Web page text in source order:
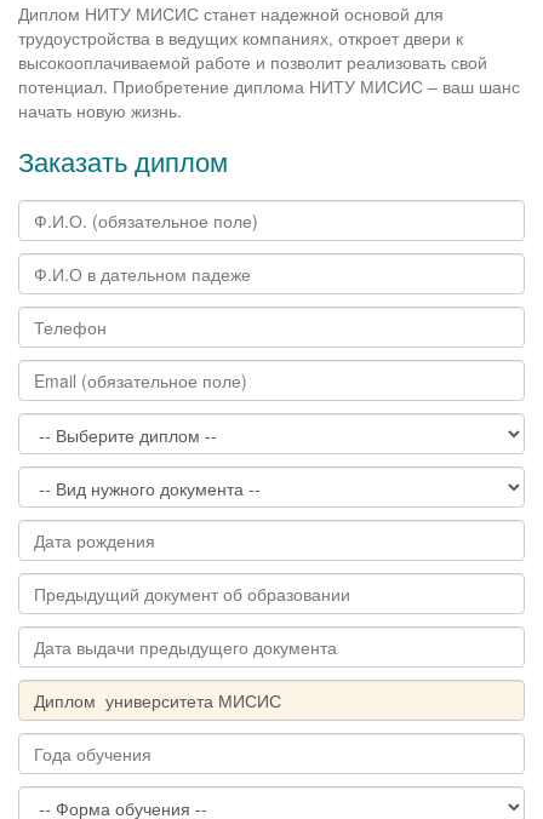
Диплом НИТУ МИСИС станет надежной основой для
трудоустройства в ведущих компаниях, откроет двери к
высокооплачиваемой работе и позволит реализовать свой
потенциал. Приобретение диплома НИТУ МИСИС – ваш шанс
начать новую жизнь.
Заказать диплом